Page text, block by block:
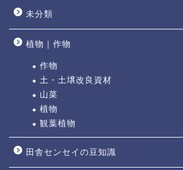
未分類
植物｜作物
作物
土・土壌改良資材
山菜
植物
観葉植物
田舎センセイの豆知識